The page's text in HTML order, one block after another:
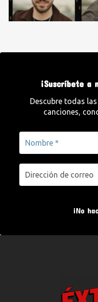
¡Suscríbete a
Descubre todas
canciones,
¡No